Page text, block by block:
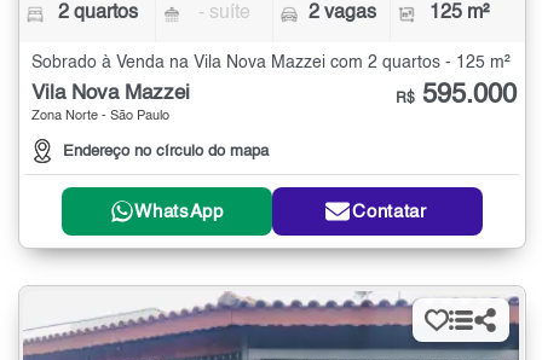
2 quartos - suíte 2 vagas 125 m²
Sobrado à Venda na Vila Nova Mazzei com 2 quartos - 125 m²
Vila Nova Mazzei
Zona Norte - São Paulo
Endereço no círculo do mapa
R$ 595.000
WhatsApp Contatar